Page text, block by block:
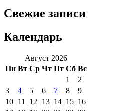
Свежие записи
Календарь
Август 2026
Пн Вт Ср Чт Пт Сб Вс
1
2
3
4 5 6 7 8
9
10 11 12 13 14 15 16